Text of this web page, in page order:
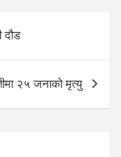
दौड
२५ जनाको मृत्यु